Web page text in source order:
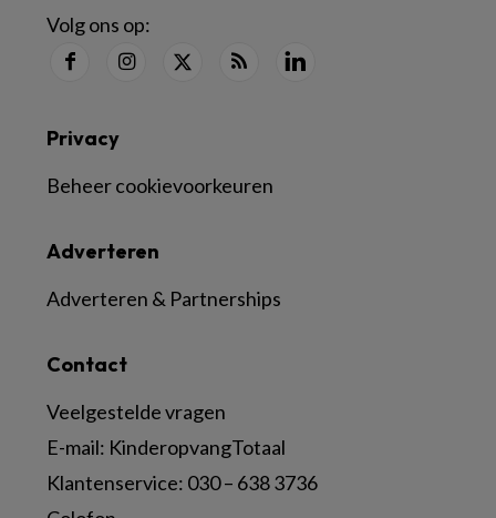
Volg ons op:
Contact
Veelgestelde vragen
E-mail: KinderopvangTotaal
Klantenservice: 030 – 638 3736
Adverteren
Adverteren & Partnerships
Privacy
Beheer cookievoorkeuren